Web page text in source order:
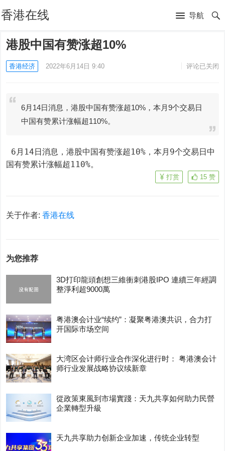
香港在线 导航
港股中国有赞涨超10%
香港经济 2022年6月14日 9:40 评论已关闭
6月14日消息，港股中国有赞涨超10%，本月9个交易日
中国有赞累计涨幅超110%。
国有赞累计涨幅超110%。
15 赞
打赏
关于作者:香港在线
为您推荐
3D打印龍頭創想三維衝刺港股IPO 連續三年經調
整淨利超9000萬
粤港澳会计业“续约”：凝聚粤港澳共识，合力打
开国际市场空间
大湾区会计师行业合作深化进行时： 粤港澳会计
师行业发展战略协议续新章
從政策東風到市場實踐：天九共享如何助力民營
企業轉型升級
天九共享助力创新企业加速，传统企业转型